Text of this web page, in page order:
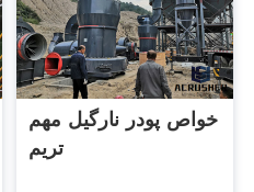
خواص پودر نارگیل مهم
تریم